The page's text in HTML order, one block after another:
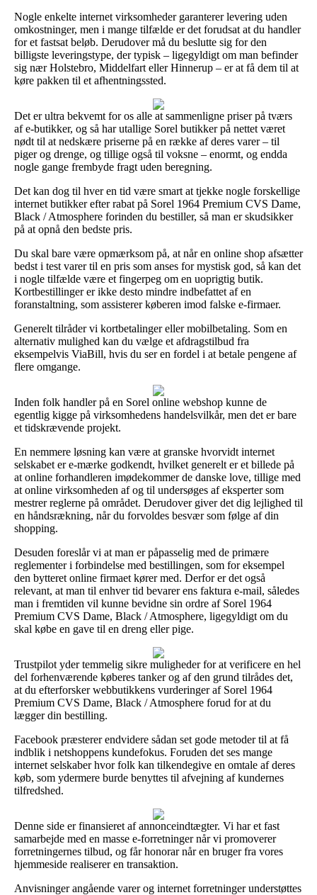
Nogle enkelte internet virksomheder garanterer levering uden
omkostninger, men i mange tilfælde er det forudsat at du handler
for et fastsat beløb. Derudover må du beslutte sig for den
billigste leveringstype, der typisk – ligegyldigt om man befinder
sig nær Holstebro, Middelfart eller Hinnerup – er at få dem til at
køre pakken til et afhentningssted.
Det er ultra bekvemt for os alle at sammenligne priser på tværs
af e-butikker, og så har utallige Sorel butikker på nettet været
nødt til at nedskære priserne på en række af deres varer – til
piger og drenge, og tillige også til voksne – enormt, og endda
nogle gange frembyde fragt uden beregning.
Det kan dog til hver en tid være smart at tjekke nogle forskellige
internet butikker efter rabat på Sorel 1964 Premium CVS Dame,
Black / Atmosphere forinden du bestiller, så man er skudsikker
på at opnå den bedste pris.
Du skal bare være opmærksom på, at når en online shop afsætter
bedst i test varer til en pris som anses for mystisk god, så kan det
i nogle tilfælde være et fingerpeg om en uoprigtig butik.
Kortbestillinger er ikke desto mindre indbefattet af en
foranstaltning, som assisterer køberen imod falske e-firmaer.
Generelt tilråder vi kortbetalinger eller mobilbetaling. Som en
alternativ mulighed kan du vælge et afdragstilbud fra
eksempelvis ViaBill, hvis du ser en fordel i at betale pengene af
flere omgange.
Inden folk handler på en Sorel online webshop kunne de
egentlig kigge på virksomhedens handelsvilkår, men det er bare
et tidskrævende projekt.
En nemmere løsning kan være at granske hvorvidt internet
selskabet er e-mærke godkendt, hvilket generelt er et billede på
at online forhandleren imødekommer de danske love, tillige med
at online virksomheden af og til undersøges af eksperter som
mestrer reglerne på området. Derudover giver det dig lejlighed til
en håndsrækning, når du forvoldes besvær som følge af din
shopping.
Desuden foreslår vi at man er påpasselig med de primære
reglementer i forbindelse med bestillingen, som for eksempel
den bytteret online firmaet kører med. Derfor er det også
relevant, at man til enhver tid bevarer ens faktura e-mail, således
man i fremtiden vil kunne bevidne sin ordre af Sorel 1964
Premium CVS Dame, Black / Atmosphere, ligegyldigt om du
skal købe en gave til en dreng eller pige.
Trustpilot yder temmelig sikre muligheder for at verificere en hel
del forhenværende køberes tanker og af den grund tilrådes det,
at du efterforsker webbutikkens vurderinger af Sorel 1964
Premium CVS Dame, Black / Atmosphere forud for at du
lægger din bestilling.
Facebook præsterer endvidere sådan set gode metoder til at få
indblik i netshoppens kundefokus. Foruden det ses mange
internet selskaber hvor folk kan tilkendegive en omtale af deres
køb, som ydermere burde benyttes til afvejning af kundernes
tilfredshed.
Denne side er finansieret af annonceindtægter. Vi har et fast
samarbejde med en masse e-forretninger når vi promoverer
forretningernes tilbud, og får honorar når en bruger fra vores
hjemmeside realiserer en transaktion.
Anvisninger angående varer og internet forretninger understøttes